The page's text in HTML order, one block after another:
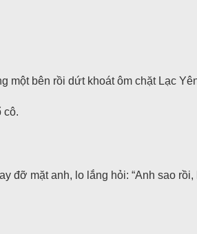
một bên rồi dứt khoát ôm chặt Lạc
cô.
đỡ mặt anh, lo lắng hỏi: “Anh sao rồi,